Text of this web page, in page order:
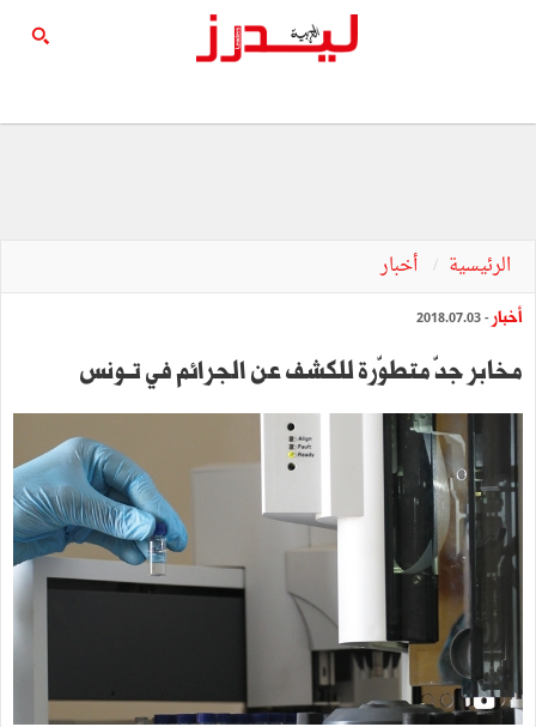
الرئيسية أخبار
أخبار - 2018.07.03
مخابر جدّ متطوّرة للكشف عن الجرائم في تــونس